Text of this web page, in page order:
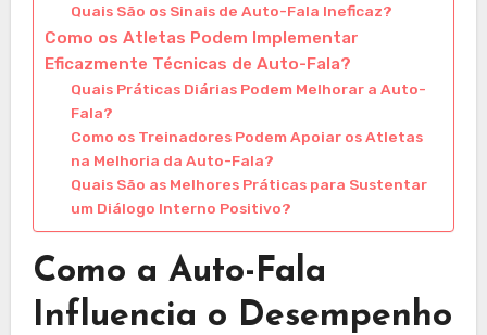
Quais São os Sinais de Auto-Fala Ineficaz?
Como os Atletas Podem Implementar
Eficazmente Técnicas de Auto-Fala?
Quais Práticas Diárias Podem Melhorar a Auto-
Fala?
Como os Treinadores Podem Apoiar os Atletas
na Melhoria da Auto-Fala?
Quais São as Melhores Práticas para Sustentar
um Diálogo Interno Positivo?
Como a Auto-Fala
Influencia o Desempenho